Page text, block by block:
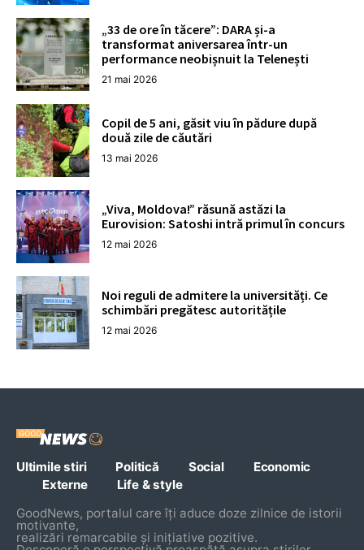
„33 de ore în tăcere”: DARA și-a
transformat aniversarea într-un
performance neobișnuit la Telenești
21 mai 2026
Copil de 5 ani, găsit viu în pădure după
două zile de căutări
13 mai 2026
„Viva, Moldova!” răsună astăzi la
Eurovision: Satoshi intră primul în concurs
12 mai 2026
Noi reguli de admitere la universități. Ce
schimbări pregătesc autoritățile
12 mai 2026
Ultimile stiri Politică Social
Economic
Externe
Life & style
GoodNews, portalul care îți aduce doze zilnice de istorii
motivante,
realizări remarcabile și inițiative pozitive.